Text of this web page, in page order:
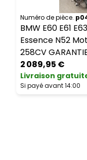
Numéro de pièce.
BMW E60 E61
Essence N52
258CV
2 089,95 €
Livraison
Si payé avant 14:00